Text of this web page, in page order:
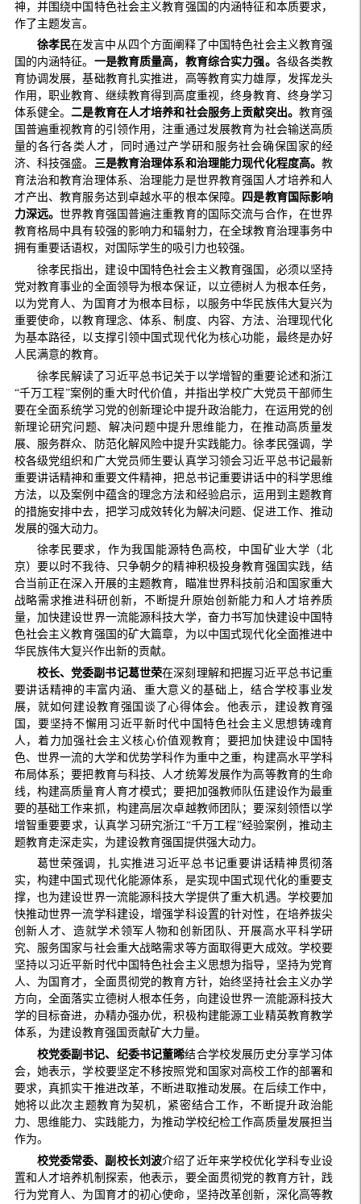
神，并围绕中国特色社会主义教育强国的内涵特征和本质要求，
作了主题发言。
徐孝民在发言中从四个方面阐释了中国特色社会主义教育强
国的内涵特征。 一是教育质量高，教育综合实力强。 各级各类教
育协调发展，基础教育扎实推进，高等教育实力雄厚，发挥龙头
作用，职业教育、继续教育得到高度重视，终身教育、终身学习
体系健全。二是教育在人才培养和社会服务上贡献突出。 教育强
国普遍重视教育的引领作用，注重通过发展教育为社会输送高质
量的各行各类人才，同时通过产学研和服务社会确保国家的经
济、科技强盛。 三是教育治理体系和治理能力现代化程度高。教
育法治和教育治理体系、治理能力是世界教育强国人才培养和人
才产出、教育服务达到卓越水平的根本保障。
四是教育国际影响
力深远。世界教育强国普遍注重教育的国际交流与合作，在世界
教育格局中具有较强的影响力和辐射力，在全球教育治理事务中
拥有重要话语权，对国际学生的吸引力也较强。
徐孝民指出，建设中国特色社会主义教育强国，必须以坚持
党对教育事业的全面领导为根本保证，以立德树人为根本任务，
以为党育人、为国育才为根本目标，以服务中华民族伟大复兴为
重要使命，以教育理念、体系、制度、内容、方法、治理现代化
为基本路径，以支撑引领中国式现代化为核心功能，最终是办好
人民满意的教育。
徐孝民解读了习近平总书记关于以学增智的重要论述和浙江
“千万工程”案例的重大时代价值，并指出学校广大党员干部师生
要在全面系统学习党的创新理论中提升政治能力，在运用党的创
新理论研究问题、解决问题中提升思维能力，在推动高质量发
展、服务群众、防范化解风险中提升实践能力。徐孝民强调，学
校各级党组织和广大党员师生要认真学习领会习近平总书记最新
重要讲话精神和重要文件精神，把总书记重要讲话中的科学思维
方法，以及案例中蕴含的理念方法和经验启示，运用到主题教育
的措施安排中去，把学习成效转化为解决问题、促进工作、推动
发展的强大动力。
徐孝民要求，作为我国能源特色高校，中国矿业大学（北
京）要以时不我待、只争朝夕的精神积极投身教育强国实践，结
合当前正在深入开展的主题教育，瞄准世界科技前沿和国家重大
战略需求推进科研创新，不断提升原始创新能力和人才培养质
量，加快建设世界一流能源科技大学，奋力书写加快建设中国特
色社会主义教育强国的矿大篇章，为以中国式现代化全面推进中
华民族伟大复兴作出新的贡献。
校长、党委副书记葛世荣在深刻理解和把握习近平总书记重
要讲话精神的丰富内涵、重大意义的基础上，结合学校事业发
展，就如何建设教育强国谈了心得体会。他表示，建设教育强
国，要坚持不懈用习近平新时代中国特色社会主义思想铸魂育
人，着力加强社会主义核心价值观教育；要把加快建设中国特
色、世界一流的大学和优势学科作为重中之重，构建高水平学科
布局体系；要把教育与科技、人才统筹发展作为高等教育的生命
线，构建高质量育人育才模式；要把加强教师队伍建设作为最重
要的基础工作来抓，构建高层次卓越教师团队；要深刻领悟以学
增智重要要求，认真学习研究浙江“千万工程”经验案例，推动主
题教育走深走实，为建设教育强国提供强大动力。
葛世荣强调，扎实推进习近平总书记重要讲话精神贯彻落
实，构建中国式现代化能源体系，是实现中国式现代化的重要支
撑，也为建设世界一流能源科技大学提供了重大机遇。学校要加
快推动世界一流学科建设，增强学科设置的针对性，在培养拔尖
创新人才、造就学术领军人物和创新团队、开展高水平科学研
究、服务国家与社会重大战略需求等方面取得更大成效。学校要
坚持以习近平新时代中国特色社会主义思想为指导，坚持为党育
人、为国育才，全面贯彻党的教育方针，始终坚持社会主义办学
方向，全面落实立德树人根本任务，向建设世界一流能源科技大
学的目标奋进，办精办强办优，积极构建能源工业精英教育教学
体系，为建设教育强国贡献矿大力量。
校党委副书记、纪委书记董晞结合学校发展历史分享学习体
会，她表示，学校要坚定不移按照党和国家对高校工作的部署和
要求，真抓实干推进改革，不断进取推动发展。在后续工作中，
她将以此次主题教育为契机，紧密结合工作，不断提升政治能
力、思维能力、实践能力，为推动学校纪检工作高质量发展担当
作为。
校党委常委、副校长刘波介绍了近年来学校优化学科专业设
置和人才培养机制探索，他表示，要全面贯彻党的教育方针，践
行为党育人、为国育才的初心使命，坚持改革创新，深化高等教